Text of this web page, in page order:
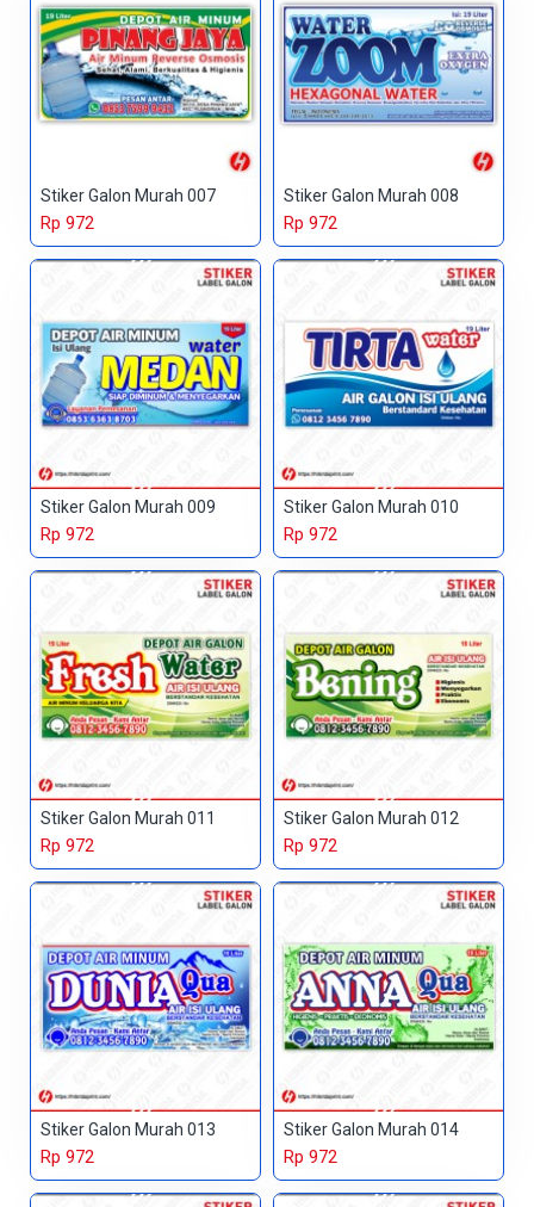
Stiker Galon Murah 007
Rp 972
Stiker Galon Murah 008
Rp 972
Stiker Galon Murah 009
Rp 972
Stiker Galon Murah 010
Rp 972
Stiker Galon Murah 011
Rp 972
Stiker Galon Murah 012
Rp 972
Stiker Galon Murah 013
Rp 972
Stiker Galon Murah 014
Rp 972